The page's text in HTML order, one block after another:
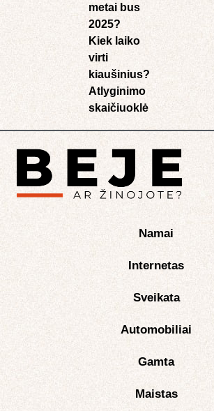
metai bus
2025?
Kiek laiko
virti
kiaušinius?
Atlyginimo
skaičiuoklė​
Namai
Internetas
Sveikata
Automobiliai
Gamta
Maistas